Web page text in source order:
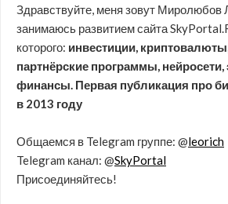
Здравствуйте, меня зовут Миролюбов
занимаюсь развитием сайта
которого: инвестиции,
партнёрские программы, нейросети,
финансы. Первая публикация про
в 2013 году
Общаемся в Telegram группе: @leorich
Telegram канал: @SkyPortal
Присоединяйтесь!